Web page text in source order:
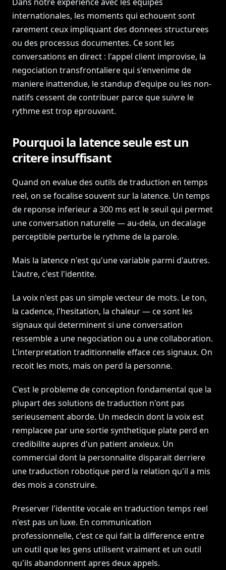
internationales, les moments qui echouent sont
rarement ceux impliquant des donnees structurees
ou des processus documentes. Ce sont les
conversations en direct : l'appel client improvise, la
negociation transfrontaliere qui s'envenime de
maniere inattendue, le standup d'equipe ou les non-
natifs cessent de contribuer parce que suivre le
rythme est trop eprouvant.
Pourquoi la latence seule est un
critere insuffisant
Quand on evalue des outils de traduction en temps
reel, on se focalise souvent sur la latence. Un temps
de reponse inferieur a 300 ms est le seuil qui permet
une conversation naturelle — au-dela, un decalage
perceptible perturbe le rythme de la parole.
Mais la latence n'est qu'une variable parmi d'autres.
L'autre, c'est l'identite.
La voix n'est pas un simple vecteur de mots. Le ton,
la cadence, l'hesitation, la chaleur — ce sont les
signaux qui determinent si une conversation
ressemble a une negociation ou a une collaboration.
L'interpretation traditionnelle efface ces signaux. On
recoit les mots, mais on perd la personne.
C'est le probleme de conception fondamental que la
plupart des solutions de traduction n'ont pas
serieusement aborde. Un medecin dont la voix est
remplacee par une sortie synthetique plate perd en
credibilite aupres d'un patient anxieux. Un
commercial dont la personnalite disparait derriere
une traduction robotique perd la relation qu'il a mis
des mois a construire.
Preserver l'identite vocale en traduction temps reel
n'est pas un luxe. En communication
professionnelle, c'est ce qui fait la difference entre
un outil que les gens utilisent vraiment et un outil
qu'ils abandonnent apres deux appels.